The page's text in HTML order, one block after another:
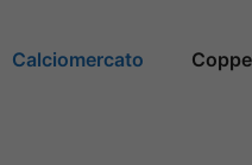
Calciomercato Coppe